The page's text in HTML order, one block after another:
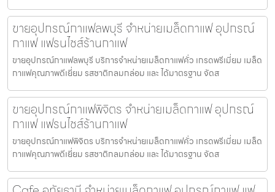
ขายอุปกรณ์กาแฟลพบุรี จำหน่ายเมล็ดกาแฟ อุปกรณ์
กาแฟ แฟรนไชส์ร้านกาแฟ
ขายอุปกรณ์กาแฟลพบุรี บริการจำหน่ายเมล็ดกาแฟคั่ว เกรดพรีเมี่ยม เมล็ด
กาแฟคุณภาพดีเยี่ยม รสชาติกลมกล่อม และ ได้มาตรฐาน จัดส
ขายอุปกรณ์กาแฟพิจิตร จำหน่ายเมล็ดกาแฟ อุปกรณ์
กาแฟ แฟรนไชส์ร้านกาแฟ
ขายอุปกรณ์กาแฟพิจิตร บริการจำหน่ายเมล็ดกาแฟคั่ว เกรดพรีเมี่ยม เมล็ด
กาแฟคุณภาพดีเยี่ยม รสชาติกลมกล่อม และ ได้มาตรฐาน จัดส